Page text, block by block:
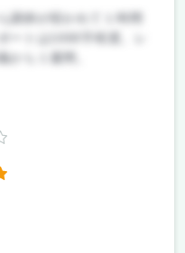
ートは1000字程度。レ
から１週間。